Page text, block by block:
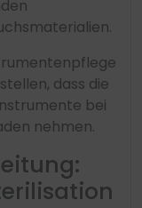
dass die
bei
nehmen.